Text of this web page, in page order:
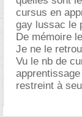
cursus en
gay lussac le
De mémoire
Je ne le
Vu le nb de
restreint à